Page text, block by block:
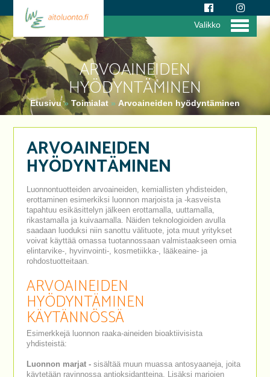
ARVOAINEIDEN
HYÖDYNTÄMINEN
Etusivu» Toimialat » Arvoaineiden hyödyntäminen
Valikko
ARVOAINEIDEN
HYÖDYNTÄMINEN
Luonnontuotteiden arvoaineiden, kemiallisten yhdisteiden,
erottaminen esimerkiksi luonnon marjoista ja -kasveista
tapahtuu esikäsittelyn jälkeen erottamalla, uuttamalla,
rikastamalla ja kuivaamalla. Näiden teknologioiden avulla
saadaan luoduksi niin sanottu välituote, jota muut yritykset
voivat käyttää omassa tuotannossaan valmistaakseen omia
elintarvike-, hyvinvointi-, kosmetiikka-, lääkeaine- ja
rohdostuotteitaan.
ARVOAINEIDEN
HYÖDYNTÄMINEN
KÄYTÄNNÖSSÄ
Esimerkkejä luonnon raaka-aineiden bioaktiivisista
yhdisteistä:
Luonnon marjat -sisältää muun muassa antosyaaneja, joita
käytetään ravinnossa antioksidantteina. Lisäksi marjojen